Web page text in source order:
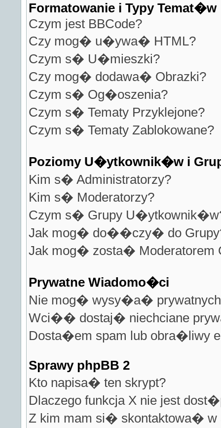
Formatowanie i Typy Temat�w
Czym jest BBCode?
Czy mog� u�ywa� HTML?
Czym s� U�mieszki?
Czy mog� dodawa� Obrazki?
Czym s� Og�oszenia?
Czym s� Tematy Przyklejone?
Czym s� Tematy Zablokowane?
Poziomy U�ytkownik�w i
Kim s� Administratorzy?
Kim s� Moderatorzy?
Czym s� Grupy
Jak mog� do��czy� do
Jak mog� zosta� Moderatorem
Prywatne Wiadomo�ci
Nie mog� wysy�a�
Wci�� dostaj� niechciane
Dosta�em spam lub obra�liwy
Sprawy phpBB 2
Kto napisa� ten skrypt?
Dlaczego funkcja X nie jest
Z kim mam si� skontaktowa�